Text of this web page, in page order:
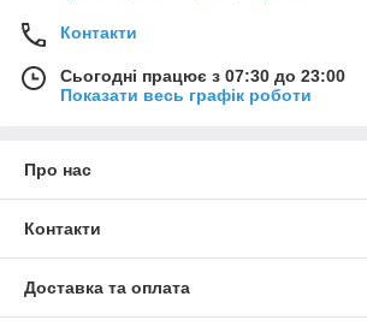
Контакти
Сьогодні працює з 07:30 до 23:00
Показати весь графік роботи
Про нас
Контакти
Доставка та оплата